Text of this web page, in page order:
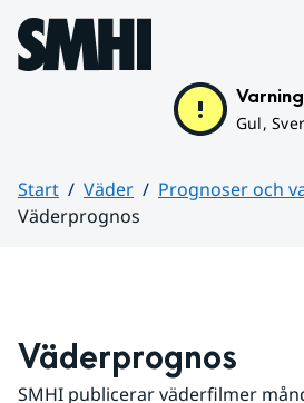
Hoppa till sidans innehåll
Varning
Gul,
Start Väder
Prognoser och
Väderprognos
Väderprognos
SMHI publicerar väderfilmer